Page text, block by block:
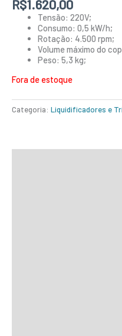
R$1.620,00
Tensão: 220V;
Consumo: 0,5 kW/h;
Rotação: 4.500 rpm;
Volume máximo do
Peso: 5,3 kg;
Fora de estoque
Categoria: Liquidificadores e